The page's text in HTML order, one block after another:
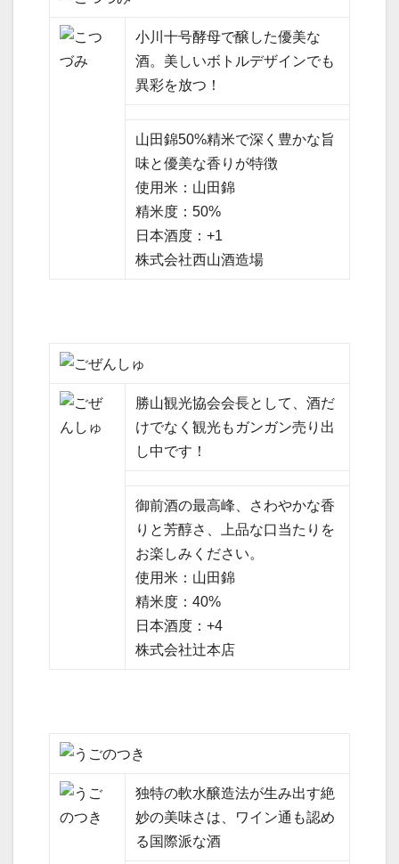
小川十号酵母で醸した優美な
酒。美しいボトルデザインでも
異彩を放つ！
山田錦50%精米で深く豊かな旨
味と優美な香りが特徴
使用米：山田錦
精米度：50%
日本酒度：+1
株式会社西山酒造場
勝山観光協会会長として、酒だ
けでなく観光もガンガン売り出
し中です！
御前酒の最高峰、さわやかな香
りと芳醇さ、上品な口当たりを
お楽しみください。
使用米：山田錦
精米度：40%
日本酒度：+4
株式会社辻本店
独特の軟水醸造法が生み出す絶
妙の美味さは、ワイン通も認め
る国際派な酒